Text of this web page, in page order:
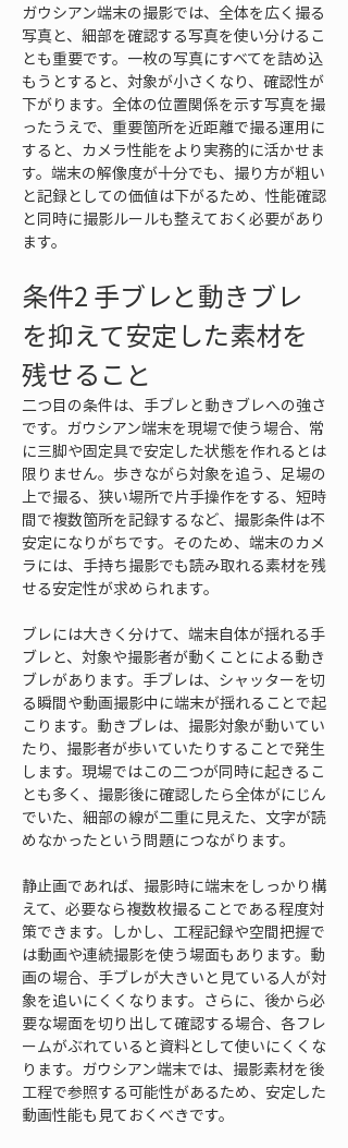
ガウシアン端末の撮影では、全体を広く撮る
写真と、細部を確認する写真を使い分けるこ
とも重要です。一枚の写真にすべてを詰め込
もうとすると、対象が小さくなり、確認性が
下がります。全体の位置関係を示す写真を撮
ったうえで、重要箇所を近距離で撮る運用に
すると、カメラ性能をより実務的に活かせま
す。端末の解像度が十分でも、撮り方が粗い
と記録としての価値は下がるため、性能確認
と同時に撮影ルールも整えておく必要があり
ます。
条件2 手ブレと動きブレ
を抑えて安定した素材を
残せること
二つ目の条件は、手ブレと動きブレへの強さ
です。ガウシアン端末を現場で使う場合、常
に三脚や固定具で安定した状態を作れるとは
限りません。歩きながら対象を追う、足場の
上で撮る、狭い場所で片手操作をする、短時
間で複数箇所を記録するなど、撮影条件は不
安定になりがちです。そのため、端末のカメ
ラには、手持ち撮影でも読み取れる素材を残
せる安定性が求められます。
ブレには大きく分けて、端末自体が揺れる手
ブレと、対象や撮影者が動くことによる動き
ブレがあります。手ブレは、シャッターを切
る瞬間や動画撮影中に端末が揺れることで起
こります。動きブレは、撮影対象が動いてい
たり、撮影者が歩いていたりすることで発生
します。現場ではこの二つが同時に起きるこ
とも多く、撮影後に確認したら全体がにじん
でいた、細部の線が二重に見えた、文字が読
めなかったという問題につながります。
静止画であれば、撮影時に端末をしっかり構
えて、必要なら複数枚撮ることである程度対
策できます。しかし、工程記録や空間把握で
は動画や連続撮影を使う場面もあります。動
画の場合、手ブレが大きいと見ている人が対
象を追いにくくなります。さらに、後から必
要な場面を切り出して確認する場合、各フレ
ームがぶれていると資料として使いにくくな
ります。ガウシアン端末では、撮影素材を後
工程で参照する可能性があるため、安定した
動画性能も見ておくべきです。